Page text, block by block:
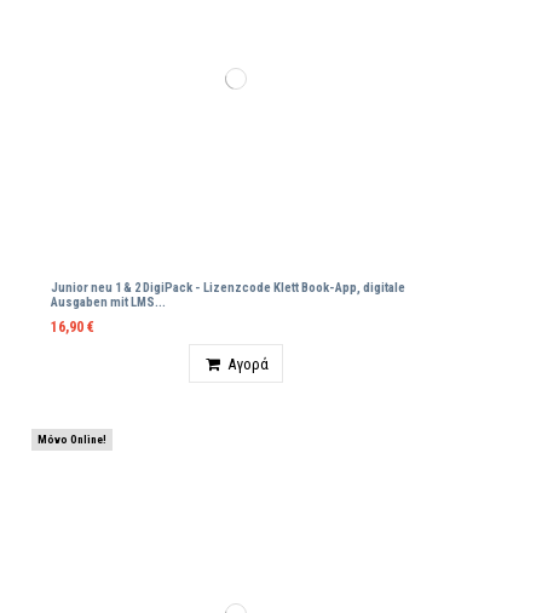
Junior neu 1 & 2 DigiPack - Lizenzcode Klett Βοοk-App, digitale
Ausgaben mit LMS...
16,90 €
Αγορά
Μόνο Online!